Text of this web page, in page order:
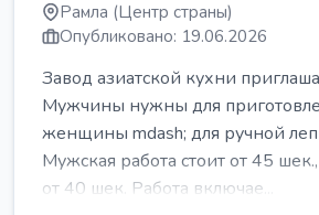
Рамла (Центр страны)
Опубликовано: 19.06.2026
Завод азиатской кухни
Мужчины нужны для
женщины mdash; для ручной
Мужская работа стоит от 45
от 40 шек. Работа включае...